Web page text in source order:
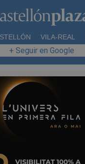
VILA-REAL
+ Seguir en Google